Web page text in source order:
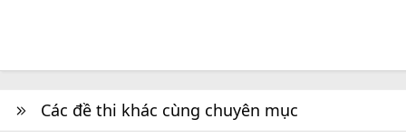
Các đề thi khác cùng chuyên mục